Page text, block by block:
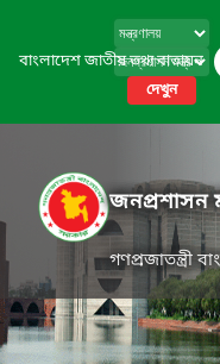
বাংলাদেশ জাতীয় তথ্য বাতায়ন
দেখুন
জনপ্রশাসন
গণপ্রজাতন্ত্রী